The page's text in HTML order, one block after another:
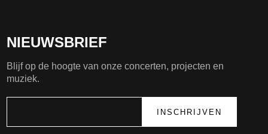
NIEUWSBRIEF
Blijf op de hoogte van onze concerten, projecten en
muziek.